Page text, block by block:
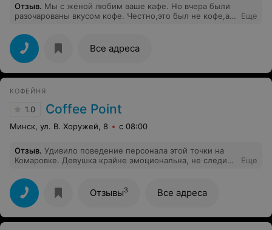
Отзыв. Мы с женой любим ваше кафе. Но вчера были
разочарованы вкусом кофе. Честно,это был не кофе,а
близко не присутствует. Очень жаль.
Еще
Все адреса
КОФЕЙНЯ
1.0 Coffee Point
Минск, ул. В. Хоружей, 8 с 08:00
Отзыв. Удивило поведение персонала этой точки на
Комаровке. Девушка крайне эмоциональна, не следит
ненормальных поступках из ее личных будней.
Поведение персонала оставляет желать лучшего. Не
рекомендую!
Еще
Отзывы3 Все адреса